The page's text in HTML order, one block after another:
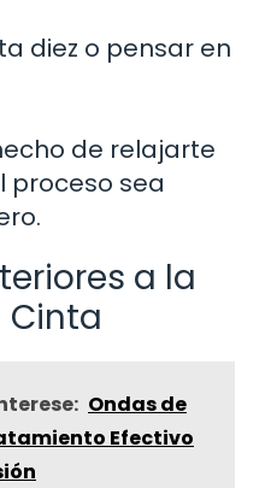
diez o pensar en
de relajarte
proceso sea
a la
Cinta
Ondas de
Efectivo